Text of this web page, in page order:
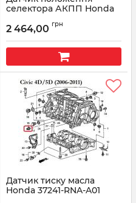
селектора АКПП Honda
Артикул: 28900RPC013
2 464,00 грн
Датчик тиску масла
Honda 37241-RNA-A01